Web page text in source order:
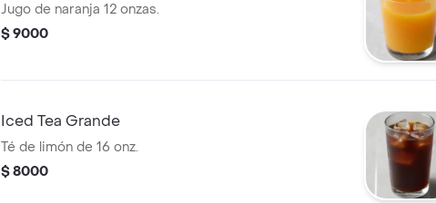
Jugo de naranja 12 onzas.
$ 9000
Iced Tea Grande
Té de limón de 16 onz.
$ 8000